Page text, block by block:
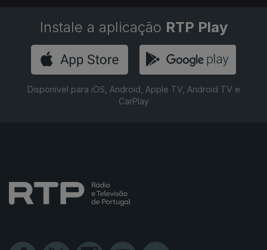
Instale a aplicação RTP Play
Disponível para iOS, Android, Apple TV, Android TV e
CarPlay